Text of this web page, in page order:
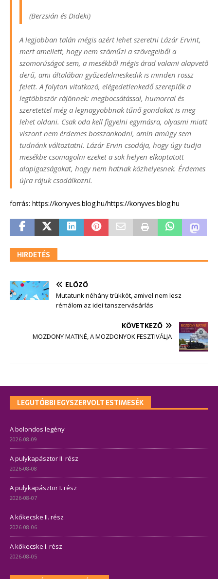
(Berzsián és Dideki)
A legjobban talán mégis azért lehet szeretni Lázár Ervint,
mert amellett, hogy nem száműzi a szövegeiből a
szomorúságot sem, a mesékből mégis árad valami alapvető
derű, ami általában győzedelmeskedik is minden rossz
felett. A folyton vitatkozó, elégedetlenkedő szereplők a
legtöbbször rájönnek: megbocsátással, humorral és
szeretettel még a legnagyobbnak tűnő gondokat is meg
lehet oldani. Csak oda kell figyelni egymásra, olyasmi miatt
viszont nem érdemes bosszankodni, amin amúgy sem
tudnánk változtatni. Lázár Ervin csodája, hogy úgy tudja
mesékbe csomagolni ezeket a sok helyen elkoptatott
alapigazságokat, hogy nem hatnak közhelyesnek. Érdemes
újra rájuk csodálkozni.
forrás: https://konyves.blog.hu/https://konyves.blog.hu
HIRDETÉS
ELŐZŐ
Mutatunk néhány trükköt, amivel nem lesz
rémálom az idei tanszervásárlás
KÖVETKEZŐ
MOZDONY MATINÉ, A MOZDONYOK FESZTIVÁLJA
LEGUTÓBBI EGYSZERVOLT ESTIMESÉK
A bolondos legény
2026-08-09
A pulykapásztor II. rész
2026-08-08
A pulykapásztor I. rész
2026-08-07
A kőkecske II. rész
2026-08-06
A kőkecske I. rész
2026-08-05